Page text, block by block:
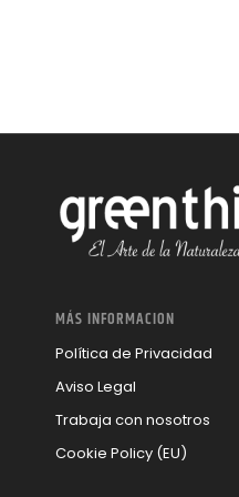
MÁS INFORMACION
Política de Privacidad
Aviso Legal
Trabaja con nosotros
Cookie Policy (EU)